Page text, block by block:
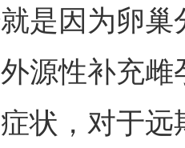
是因为卵
源性补充
状，对于